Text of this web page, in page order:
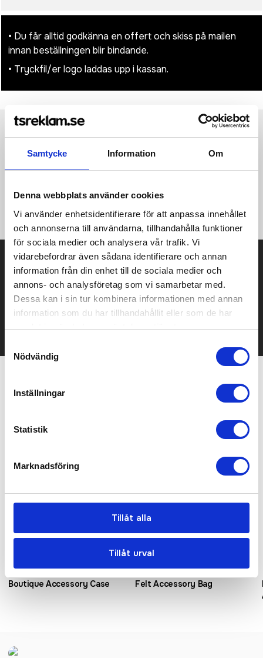
Samtycke Information Om
Denna webbplats använder cookies
Vi använder enhetsidentifierare för att anpassa innehållet
och annonserna till användarna, tillhandahålla funktioner
för sociala medier och analysera vår trafik. Vi
vidarebefordrar även sådana identifierare och annan
information från din enhet till de sociala medier och
annons- och analysföretag som vi samarbetar med.
Dessa kan i sin tur kombinera informationen med annan
information som du har tillhandahållit eller som de har
samlat in när du har använt deras tjänster.
Nödvändig
Inställningar
Statistik
Marknadsföring
Tillåt alla
Tillåt urval
• Du får alltid godkänna en offert och skiss på mailen
innan beställningen blir bindande.
• Tryckfil/er logo laddas upp i kassan.
ProduktinformationSpecifikationerPristabellRecensioner (954st)
·407 g/m² ·100% bomull (borstad kanvas) ·Slitstarkt tyg
·Volym: 3 liter ·Mått: 19 x 18 x 9 cm ·Max. broderingsyta: sybåge
Prisuppgift på mailen?
Kontakta oss här för att få förslag på produkt och pris över
mailen.
Det går också utmärkt att bara ställa frågor!
KONTAKTA OSS
Relaterade produkter
Boutique Accessory Case Felt Accessory Bag